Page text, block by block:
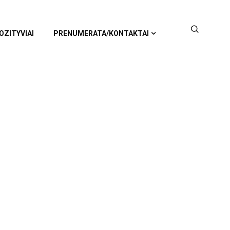
PRENUMERATA/KONTAKTAI